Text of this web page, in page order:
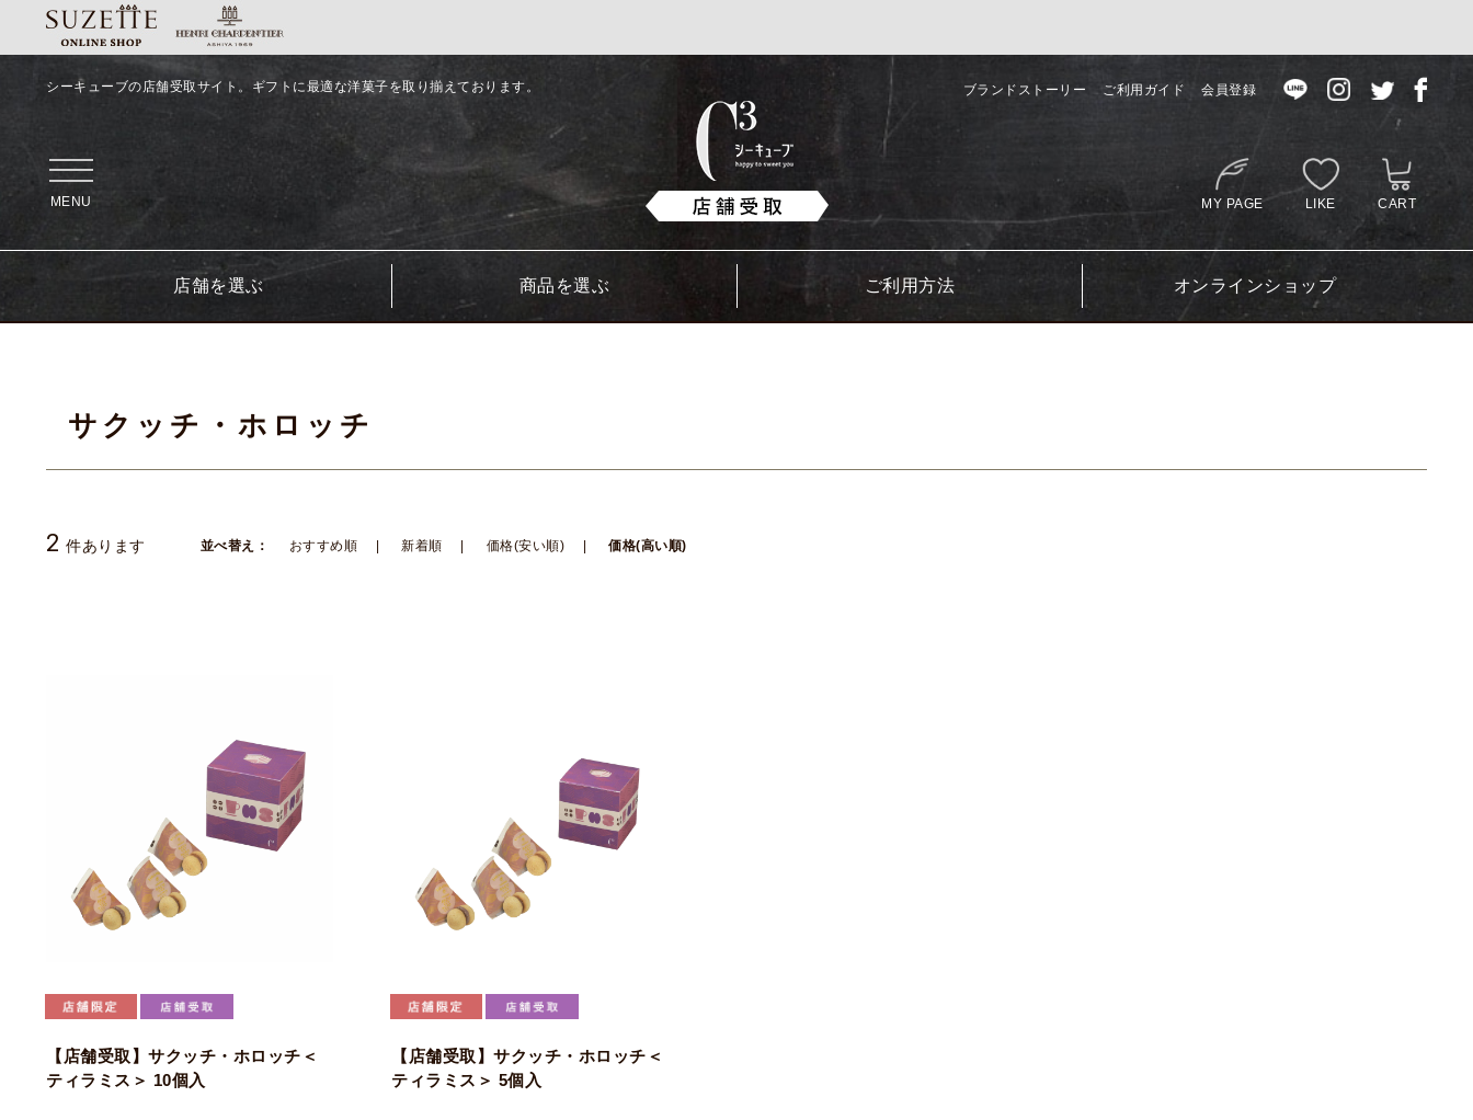
シーキューブの店舗受取サイト。ギフトに最適な洋菓子を取り揃えております。 ブランドストーリー ご利用ガイド 会員登録
MENU MY PAGE LIKE CART
店舗を選ぶ 商品を選ぶ ご利用方法 オンラインショップ
サクッチ・ホロッチ
2 件あります 並べ替え： おすすめ順 新着順 価格(安い順) 価格(高い順)
【店舗受取】サクッチ・ホロッチ＜
ティラミス＞ 10個入
【店舗受取】サクッチ・ホロッチ＜
ティラミス＞ 5個入